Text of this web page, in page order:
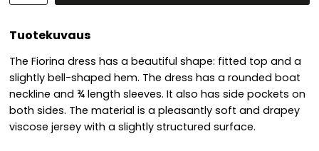
Tuotekuvaus
The Fiorina dress has a beautiful shape: fitted top and a
slightly bell-shaped hem. The dress has a rounded boat
neckline and ¾ length sleeves. It also has side pockets on
both sides. The material is a pleasantly soft and drapey
viscose jersey with a slightly structured surface.